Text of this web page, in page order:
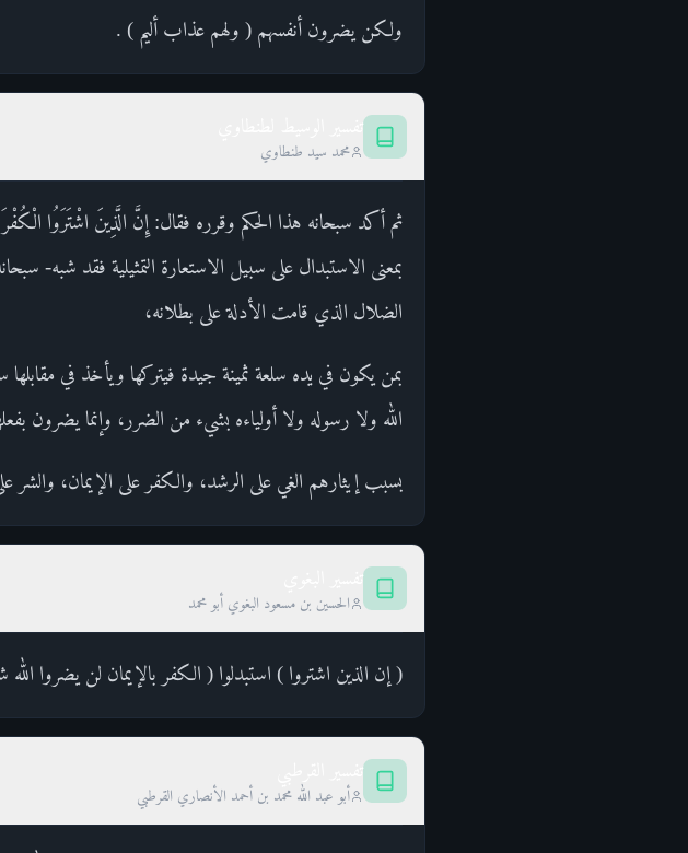
ولكن يضرون أنفسهم ( ولهم عذاب أليم ) .
محمد سيد طنطاوي
ثم أكد سبحانه هذا الحكم وقرره فقال: إِنَّ الَّذِينَ اشْتَرَوُا الْكُفْرَ
بمعنى الاستبدال على سبيل الاستعارة التمثيلية فقد شبه-
الضلال الذي قامت الأدلة على بطلانه،
بمن يكون في يده سلعة ثمينة جيدة فيتركها ويأخذ في مقابلها
الله ولا رسوله ولا أولياءه بشيء من الضرر، وإنما يضرون
بسبب إيثارهم الغي على الرشد، والكفر على الإيمان، والشر
الحسين بن مسعود البغوي أبو محمد
( إن الذين اشتروا ) استبدلوا ( الكفر بالإيمان لن يضروا
أبو عبد الله محمد بن أحمد الأنصاري القرطبي